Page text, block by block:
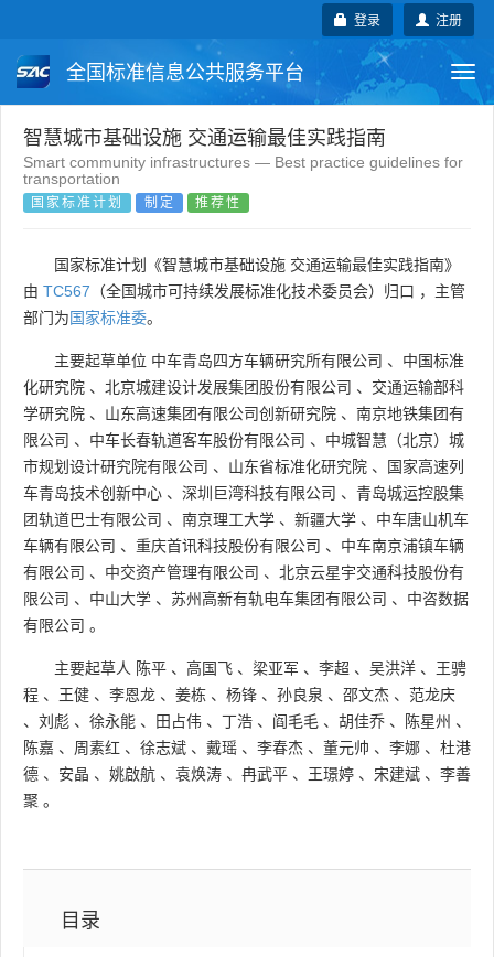
注册
登录
全国标准信息公共服务平台
国家标准 行业标准 地方标准
团体标准
智慧城市基础设施 交通运输最佳实践指南
Smart community infrastructures — Best practice guidelines for
transportation
国家标准计划 制定 推荐性
国家标准计划《智慧城市基础设施 交通运输最佳实践指南》
由 TC567 （全国城市可持续发展标准化技术委员会）归口 ，主管
部门为国家标准委。
主要起草单位 中车青岛四方车辆研究所有限公司 、 中国标准
化研究院 、 北京城建设计发展集团股份有限公司 、 交通运输部科
学研究院 、 山东高速集团有限公司创新研究院 、 南京地铁集团有
限公司 、 中车长春轨道客车股份有限公司 、 中城智慧（北京）城
市规划设计研究院有限公司 、 山东省标准化研究院 、
国家高速列
车青岛技术创新中心 、 深圳巨湾科技有限公司 、 青岛城运控股集
团轨道巴士有限公司 、 南京理工大学 、 新疆大学 、 中车唐山机车
车辆有限公司 、 重庆首讯科技股份有限公司 、 中车南京浦镇车辆
有限公司 、 中交资产管理有限公司 、 北京云星宇交通科技股份有
限公司 、 中山大学 、 苏州高新有轨电车集团有限公司 、 中咨数据
有限公司 。
主要起草人 陈平 、 高国飞 、 梁亚军 、 李超 、 吴洪洋 、 王骋
程 、 王健 、 李恩龙 、 姜栋 、 杨锋 、 孙良泉 、 邵文杰 、 范龙庆
、 刘彪 、 徐永能 、 田占伟 、 丁浩 、 阎毛毛 、 胡佳乔 、 陈星州 、
陈嘉 、 周素红 、 徐志斌 、 戴瑶 、 李春杰 、 董元帅 、 李娜 、 杜港
德 、 安晶 、 姚啟航 、 袁焕涛 、 冉武平 、 王璟婷 、 宋建斌 、 李善
聚 。
目录